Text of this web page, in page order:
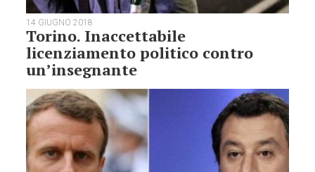
14 GIUGNO 2018
Torino. Inaccettabile
licenziamento politico contro
un’insegnante